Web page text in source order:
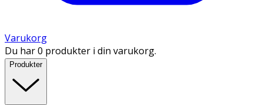
Varukorg
Du har 0 produkter i din varukorg.
Produkter